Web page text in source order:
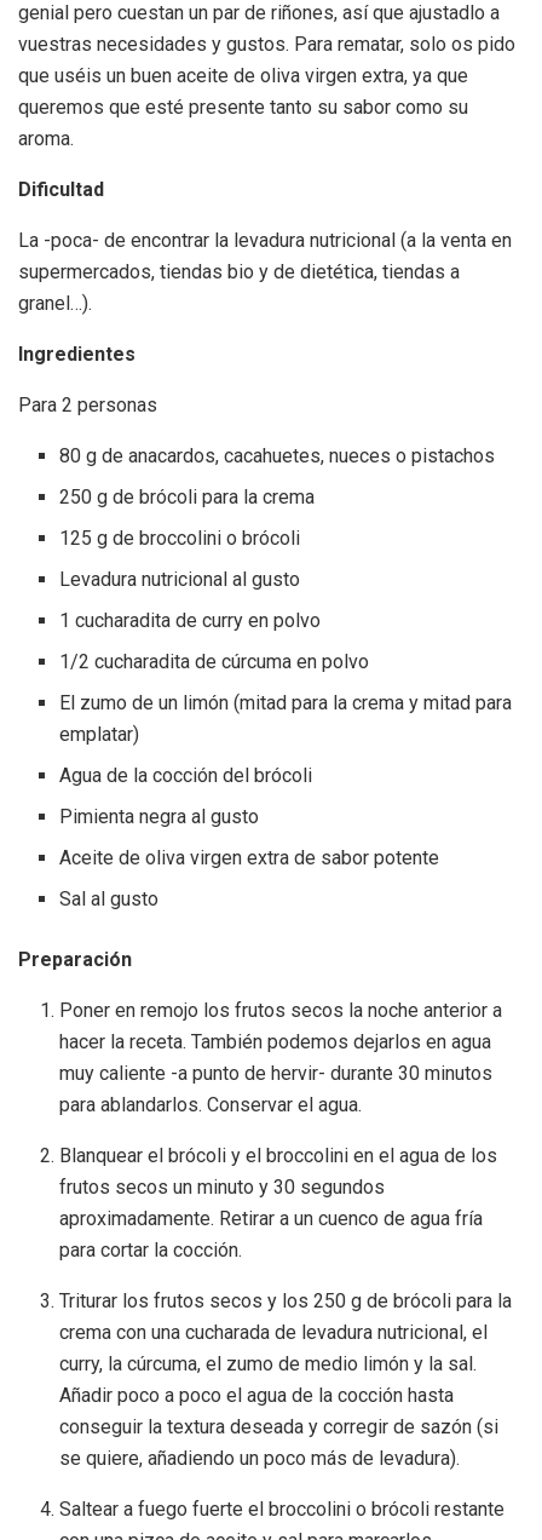
genial pero cuestan un par de riñones, así que ajustadlo a
vuestras necesidades y gustos. Para rematar, solo os pido
que uséis un buen aceite de oliva virgen extra, ya que
queremos que esté presente tanto su sabor como su
aroma.
Dificultad
La -poca- de encontrar la levadura nutricional (a la venta en
supermercados, tiendas bio y de dietética, tiendas a
granel…).
Ingredientes
Para 2 personas
80 g de anacardos, cacahuetes, nueces o pistachos
250 g de brócoli para la crema
125 g de broccolini o brócoli
Levadura nutricional al gusto
1 cucharadita de curry en polvo
1/2 cucharadita de cúrcuma en polvo
El zumo de un limón (mitad para la crema y mitad para
emplatar)
Agua de la cocción del brócoli
Pimienta negra al gusto
Aceite de oliva virgen extra de sabor potente
Sal al gusto
Preparación
Poner en remojo los frutos secos la noche anterior a
hacer la receta. También podemos dejarlos en agua
muy caliente -a punto de hervir- durante 30 minutos
para ablandarlos. Conservar el agua.
Blanquear el brócoli y el broccolini en el agua de los
frutos secos un minuto y 30 segundos
aproximadamente. Retirar a un cuenco de agua fría
para cortar la cocción.
Triturar los frutos secos y los 250 g de brócoli para la
crema con una cucharada de levadura nutricional, el
curry, la cúrcuma, el zumo de medio limón y la sal.
Añadir poco a poco el agua de la cocción hasta
conseguir la textura deseada y corregir de sazón (si
se quiere, añadiendo un poco más de levadura).
Saltear a fuego fuerte el broccolini o brócoli restante